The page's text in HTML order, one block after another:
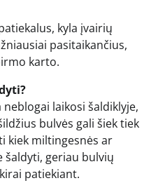
kyla įvairių
pasitaikančius,
karto.
laikosi šaldiklyje,
bulvės gali šiek tiek
kiek miltingesnės ar
šaldyti, geriau bulvių
patiekiant.